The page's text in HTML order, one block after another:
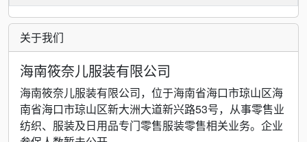
关于我们
海南筱奈儿服装有限公司
海南筱奈儿服装有限公司，位于海南省海口市琼山区海
南省海口市琼山区新大洲大道新兴路53号，从事零售业
纺织、服装及日用品专门零售服装零售相关业务。企业